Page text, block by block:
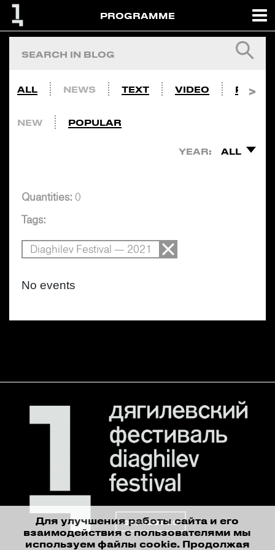
PROGRAMME
ALL NEWS TEXT VIDEO PHOTO
NEW POPULAR
YEAR: ALL
Quantities: 0
Tags:
Diaghilev Festival — 2021
No events
contact us
Для улучшения работы сайта и его
взаимодействия с пользователями мы
используем файлы cookie. Продолжая